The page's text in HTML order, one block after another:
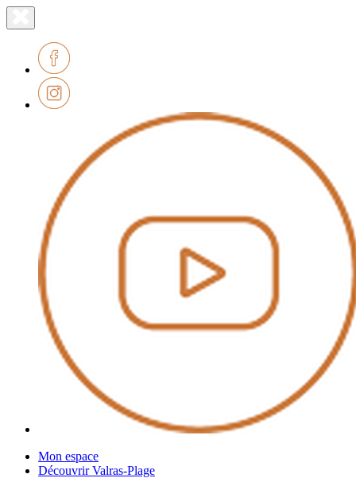
le
Lien
page
accueil
Mon espace
Découvrir Valras-Plage